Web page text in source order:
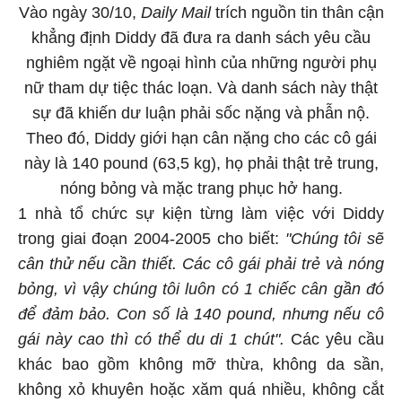
Vào ngày 30/10, Daily Mailtrích nguồn tin thân cận
khẳng định Diddy đã đưa ra danh sách yêu cầu
nghiêm ngặt về ngoại hình của những người phụ
nữ tham dự tiệc thác loạn. Và danh sách này thật
sự đã khiến dư luận phải sốc nặng và phẫn nộ.
Theo đó, Diddy giới hạn cân nặng cho các cô gái
này là 140 pound (63,5 kg), họ phải thật trẻ trung,
nóng bỏng và mặc trang phục hở hang.
1 nhà tổ chức sự kiện từng làm việc với Diddy
trong giai đoạn 2004-2005 cho biết: "Chúng tôi sẽ
cân thử nếu cần thiết. Các cô gái phải trẻ và nóng
bỏng, vì vậy chúng tôi luôn có 1 chiếc cân gần đó
để đảm bảo. Con số là 140 pound, nhưng nếu cô
gái này cao thì có thể du di 1 chút". Các yêu cầu
khác bao gồm không mỡ thừa, không da sần,
không xỏ khuyên hoặc xăm quá nhiều, không cắt